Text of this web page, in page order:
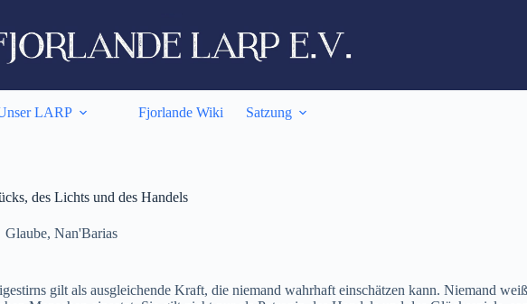
LARP Fjorlande Wiki Satzung
des Lichts und des Handels
Glaube, Nan'Barias
gilt als ausgleichende Kraft, die niemand wahrhaft einschätzen kann. Niemand